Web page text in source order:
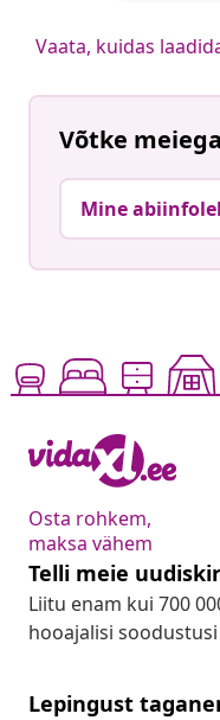
Vaata, kuidas
Võtke
Mine
Osta rohkem,
maksa vähem
Telli meie
Liitu enam kui 700
hooajalisi
Lepingust